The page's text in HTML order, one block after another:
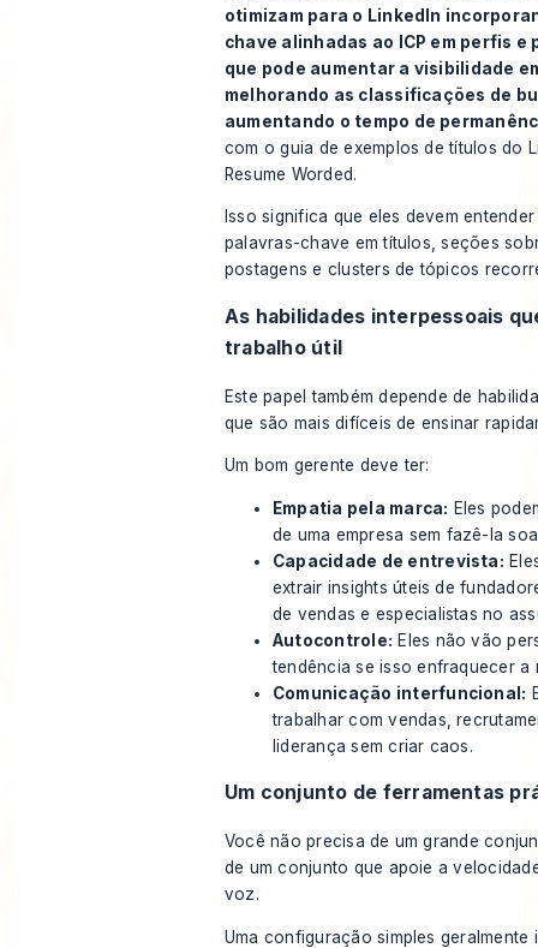
otimizam para o LinkedIn
chave alinhadas ao ICP em perfis e
que pode aumentar a visibilidade
melhorando as classificações de
aumentando o tempo de
com o guia de exemplos de títulos do
Resume Worded.
Isso significa que eles devem
palavras-chave em títulos, seções
postagens e clusters de tópicos
As habilidades interpessoais
trabalho útil
Este papel também depende de
que são mais difíceis de ensinar
Um bom gerente deve ter:
Empatia pela marca: Eles
de uma empresa sem fazê-la
Capacidade de entrevista:
extrair insights úteis de
de vendas e especialistas no
Autocontrole: Eles não vão
tendência se isso enfraquecer a
Comunicação interfuncional:
trabalhar com vendas,
liderança sem criar caos.
Um conjunto de ferramentas
Você não precisa de um grande
de um conjunto que apoie a
voz.
Uma configuração simples geralmente